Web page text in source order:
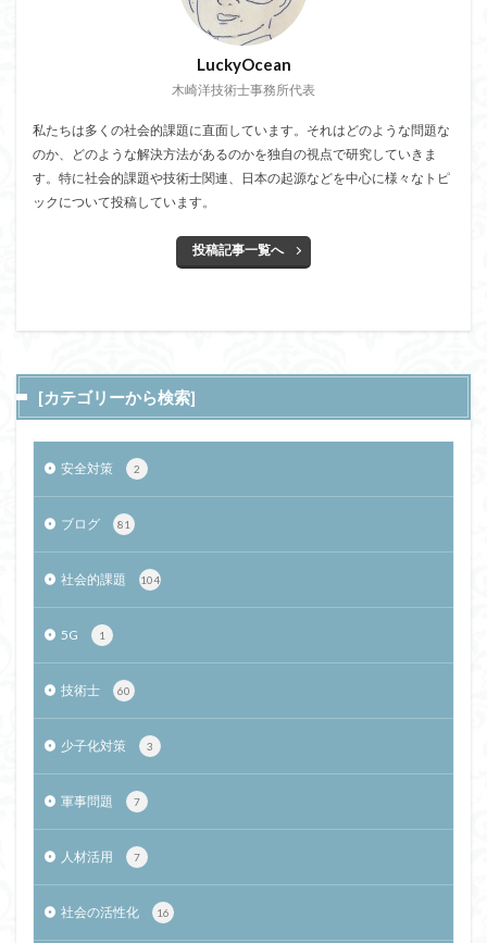
LuckyOcean
木崎洋技術士事務所代表
私たちは多くの社会的課題に直面しています。それはどのような問題な
のか、どのような解決方法があるのかを独自の視点で研究していきま
す。特に社会的課題や技術士関連、日本の起源などを中心に様々なトピ
ックについて投稿しています。
投稿記事一覧へ
[カテゴリーから検索]
安全対策 2
ブログ 81
社会的課題 104
5G 1
技術士 60
少子化対策 3
軍事問題 7
人材活用 7
社会の活性化 16